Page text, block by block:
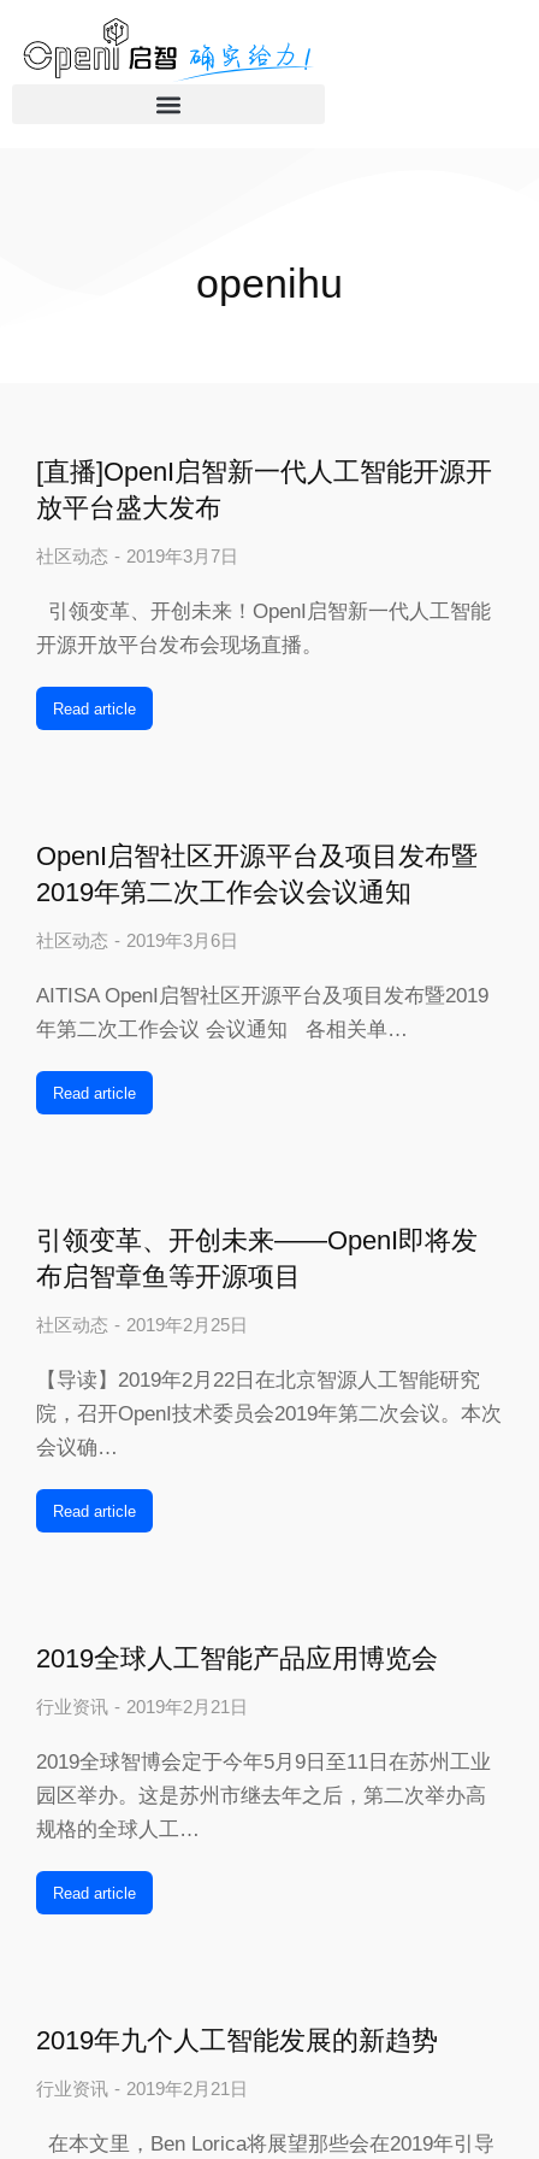
openihu
[直播]OpenI启智新一代人工智能开源开
放平台盛大发布
社区动态 2019年3月7日
引领变革、开创未来！OpenI启智新一代人工智能
开源开放平台发布会现场直播。
Read article
OpenI启智社区开源平台及项目发布暨
2019年第二次工作会议会议通知
社区动态 2019年3月6日
AITISA OpenI启智社区开源平台及项目发布暨2019
年第二次工作会议 会议通知 各相关单…
Read article
引领变革、开创未来——OpenI即将发
布启智章鱼等开源项目
社区动态 2019年2月25日
【导读】2019年2月22日在北京智源人工智能研究
院，召开OpenI技术委员会2019年第二次会议。本次
会议确…
Read article
2019全球人工智能产品应用博览会
行业资讯 2019年2月21日
2019全球智博会定于今年5月9日至11日在苏州工业
园区举办。这是苏州市继去年之后，第二次举办高
规格的全球人工…
Read article
2019年九个人工智能发展的新趋势
行业资讯 2019年2月21日
在本文里，Ben Lorica将展望那些会在2019年引导